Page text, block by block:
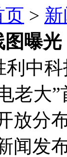
页 >
曝
中
大”
放分
闻发